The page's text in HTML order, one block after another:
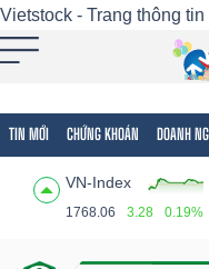
Vietstock - Trang thông
TIN MỚI CHỨNG KHOÁN DOANH
VN-Index
1768.06 3.28 0.19%
Tất cả Tính năng
Tính
(-)